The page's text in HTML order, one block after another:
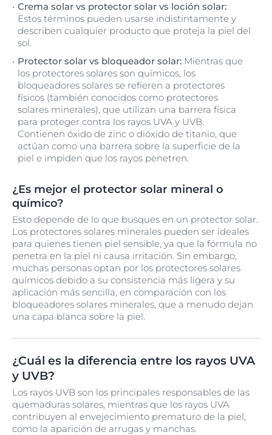
Crema solar vs protector solar vs loción solar:
Estos términos pueden usarse indistintamente y
describen cualquier producto que proteja la piel del
sol.
Protector solar vs bloqueador solar: Mientras que
los protectores solares son químicos, los
bloqueadores solares se refieren a protectores
físicos (también conocidos como protectores
solares minerales), que utilizan una barrera física
para proteger contra los rayos UVA y UVB.
Contienen óxido de zinc o dióxido de titanio, que
actúan como una barrera sobre la superficie de la
piel e impiden que los rayos penetren.
¿Es mejor el protector solar mineral o
químico?
Esto depende de lo que busques en un protector solar.
Los protectores solares minerales pueden ser ideales
para quienes tienen piel sensible, ya que la fórmula no
penetra en la piel ni causa irritación. Sin embargo,
muchas personas optan por los protectores solares
químicos debido a su consistencia más ligera y su
aplicación más sencilla, en comparación con los
bloqueadores solares minerales, que a menudo dejan
una capa blanca sobre la piel.
¿Cuál es la diferencia entre los rayos UVA
y UVB?
Los rayos UVB son los principales responsables de las
quemaduras solares, mientras que los rayos UVA
contribuyen al envejecimiento prematuro de la piel,
como la aparición de arrugas y manchas.